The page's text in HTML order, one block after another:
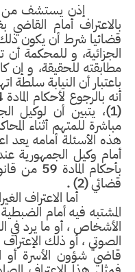
إذن يستشف من
أمام القاضي
شرط أن يكون ذلك
و للمحكمة أن
للحقيقة، و إن كان
أن النيابة سلطة
بالرجوع لأحكام المادة224
، يتبين أن لوكيل
للمتهم أثناء
الأسئلة أمامه يعد
وكيل الجمهورية عند
المادة59 من قانون
(2) .
أما الاعتراف
فيه أمام الضبطية
، أو ما يرد في
، أو ذلك الإعتراف
شؤون الأسرة أو